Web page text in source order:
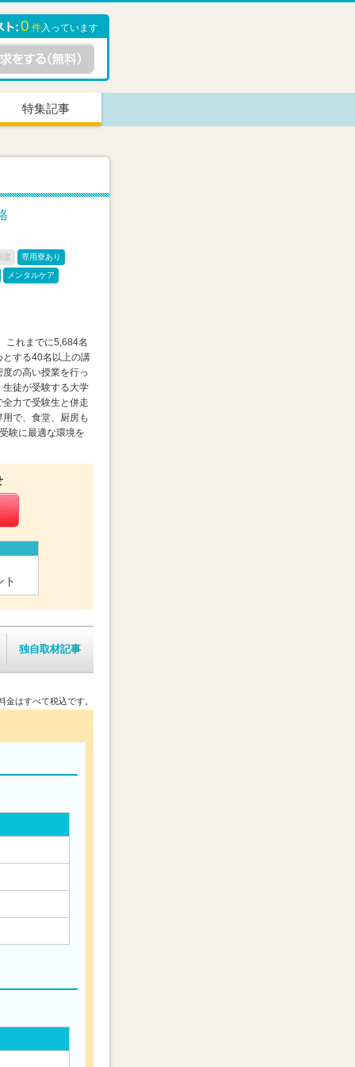
0 件入っています
特集記事
度 専用寮あり
メンタルケア
これまでに5,684名
する40名以上の講
の高い授業を行っ
徒が受験する大学
力で受験生と併走
で、食堂、厨房も
験に最適な環境を
ト
独自取材記事
金はすべて税込です。